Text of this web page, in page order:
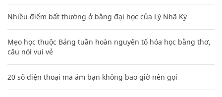
Nhiều điểm bất thường ở bằng đại học của Lý Nhã Kỳ
Mẹo học thuộc Bảng tuần hoàn nguyên tố hóa học bằng thơ,
câu nói vui vẻ
20 số điện thoại ma ám bạn không bao giờ nên gọi